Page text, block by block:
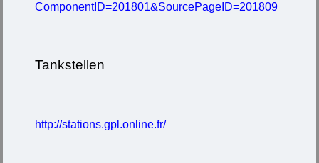
ComponentID=201801&SourcePageID=201809
Tankstellen
http://stations.gpl.online.fr/